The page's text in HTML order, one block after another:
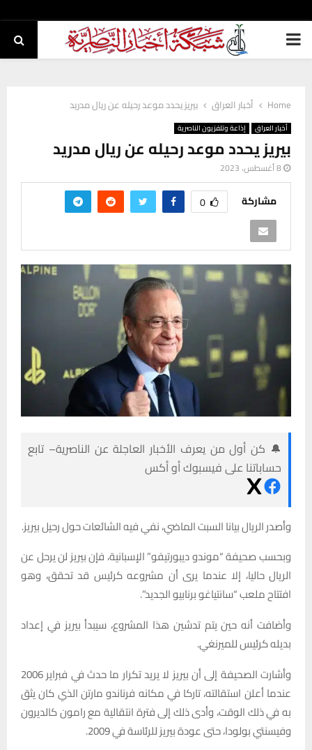
PRIMARY
Home أخبار العراق بيريز يحدد موعد رحيله عن ريال مدريد
أخبار العراق إذاعة وتلفزيون الناصرية
بيريز يحدد موعد رحيله عن ريال مدريد
8 أغسطس، 2023
مشاركة 0
🔔 كن أول من يعرف الأخبار العاجلة عن الناصرية– تابع
حساباتنا على فيسبوك أو أكس
وأصدر الريال بيانا السبت الماضي، نفي فيه الشائعات حول رحيل بيريز.
وبحسب صحيفة “موندو ديبورتيفو” الإسبانية، فإن بيريز لن يرحل عن
الريال حاليا، إلا عندما يرى أن مشروعه كرئيس قد تحقق، وهو
افتتاح ملعب “سانتياغو برنابيو الجديد”.
وأضافت أنه حين يتم تدشين هذا المشروع، سيبدأ بيريز في إعداد
بديله كرئيس للميرنغي.
وأشارت الصحيفة إلى أن بيريز لا يريد تكرار ما حدث في فبراير 2006
عندما أعلن استقالته، تاركا في مكانه فرناندو مارتن الذي كان يثق
به في ذلك الوقت، وأدى ذلك إلى فترة انتقالية مع رامون كالديرون
وفيسنتي بولودا، حتى عودة بيريز للرئاسة في 2009.